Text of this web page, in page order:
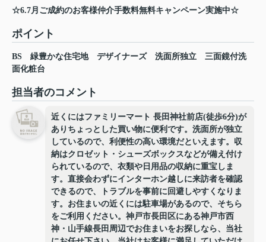
☆6.7月ご成約のお客様仲介手数料無料キャンペーン実施中☆
ポイント
BS 緑豊かな住宅地 デザイナーズ 洗面所独立
三面鏡付洗
面化粧台
担当者のコメント
近くにはファミリーマート 長田神社前店(徒歩6分)が
ありちょっとした買い物に便利です。洗面所が独立
しているので、利便性の高い環境だといえます。収
納はクロゼット・シューズボックスなどが備え付け
られているので、衣類や日用品の収納に重宝しま
す。直接会わずにインターホン越しに来訪者を確認
できるので、トラブルを事前に回避しやすくなりま
す。お住まいの近くには駐車場があるので、そちら
をご利用ください。神戸市長田区にある神戸市西
神・山手線長田周辺でお住まいをお探しなら、当社